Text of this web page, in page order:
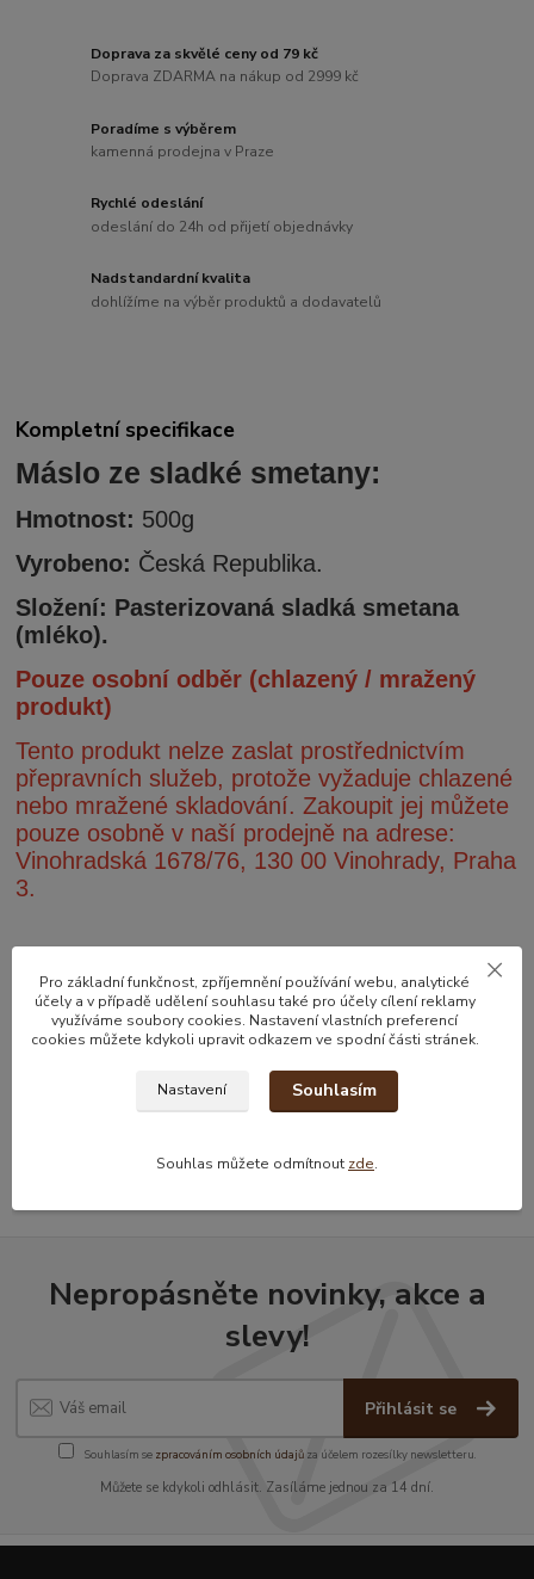
Doprava za skvělé ceny od 79 kč
Doprava ZDARMA na nákup od 2999 kč
Poradíme s výběrem
kamenná prodejna v Praze
Rychlé odeslání
odeslání do 24h od přijetí objednávky
Nadstandardní kvalita
dohlížíme na výběr produktů a dodavatelů
Kompletní specifikace
Máslo ze sladké smetany:
Hmotnost: 500g
Vyrobeno: Česká Republika.
Složení: Pasterizovaná sladká smetana
(mléko).
Pouze osobní odběr (chlazený / mražený
produkt)
Tento produkt nelze zaslat prostřednictvím
přepravních služeb, protože vyžaduje chlazené
nebo mražené skladování. Zakoupit jej můžete
pouze osobně v naší prodejně na adrese:
Vinohradská 1678/76, 130 00 Vinohrady, Praha
3.
Nepropásněte novinky, akce a
slevy!
Přihlásit se
Souhlasím se zpracováním osobních údajůza účelem rozesílky newsletteru.
Můžete se kdykoli odhlásit. Zasíláme jednou za 14 dní.
Pro základní funkčnost, zpříjemnění používání webu, analytické
účely a v případě udělení souhlasu také pro účely cílení reklamy
využíváme soubory cookies. Nastavení vlastních preferencí
cookies můžete kdykoli upravit odkazem ve spodní části stránek.
Nastavení Souhlasím
Souhlas můžete odmítnout zde.